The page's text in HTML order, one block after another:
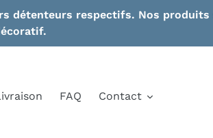
détenteurs respectifs. Nos
FAQ Contact